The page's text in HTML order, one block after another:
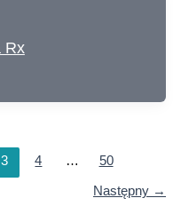
Rx
3 4 … 50
Następny →